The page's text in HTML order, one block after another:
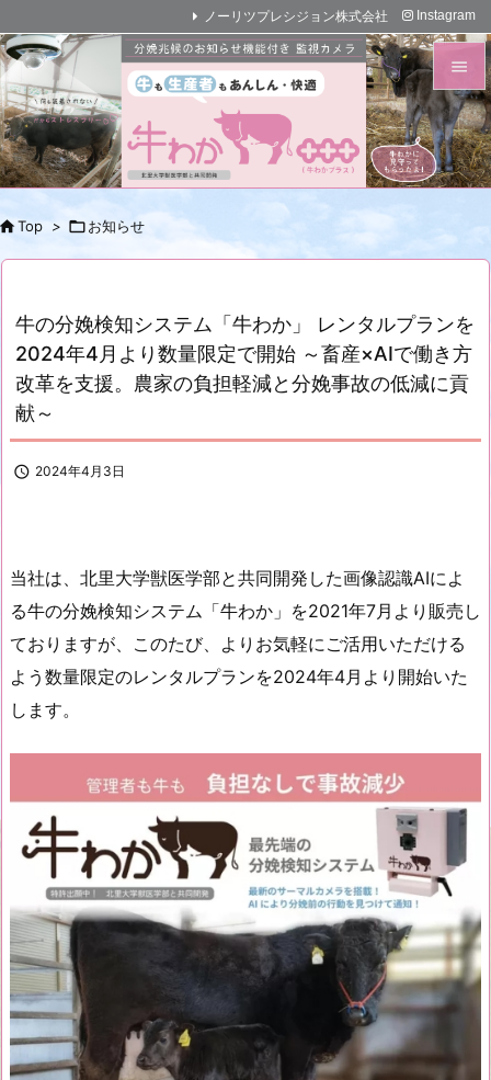


メニュ

前へ
ノーリツプレシジョン株式会社 Instagram
Top > お知らせ
牛の分娩検知システム「牛わか」 レンタルプランを
2024年4月より数量限定で開始 ～畜産×AIで働き方
改革を支援。農家の負担軽減と分娩事故の低減に貢
献～
 2024年4月3日
当社は、北里大学獣医学部と共同開発した画像認識AIによ
る牛の分娩検知システム「牛わか」を2021年7月より販売し
ておりますが、このたび、よりお気軽にご活用いただける
よう数量限定のレンタルプランを2024年4月より開始いた
します。